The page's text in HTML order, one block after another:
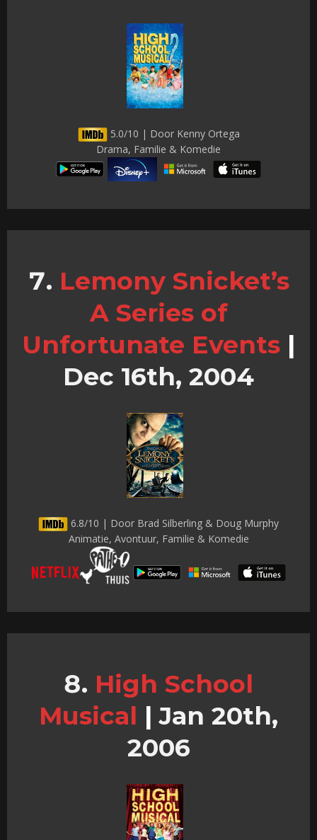
5.0/10 | Door Kenny Ortega
Drama, Familie & Komedie
Lemony Snicket’s
A Series of
Unfortunate Events |
Dec 16th, 2004
6.8/10 | Door Brad Silberling & Doug Murphy
Animatie, Avontuur, Familie & Komedie
High School
Musical | Jan 20th,
2006